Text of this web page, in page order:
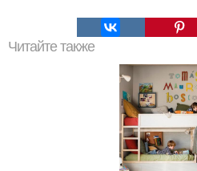
Читайте также